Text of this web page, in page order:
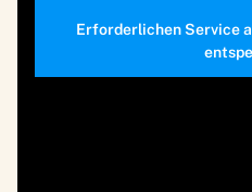
Erforderlichen Service